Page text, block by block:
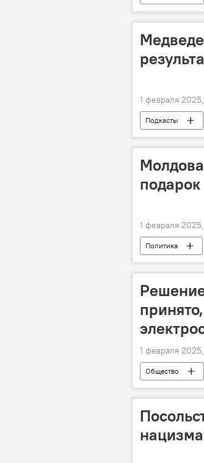
1 февраля
Подкасты
1 февраля
Политика
1 февраля 2025,
Общество